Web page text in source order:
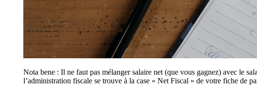
Nota bene : Il ne faut pas mélanger salaire net (que vous gagnez) avec le
l’administration fiscale se trouve à la case « Net Fiscal » de votre fiche de